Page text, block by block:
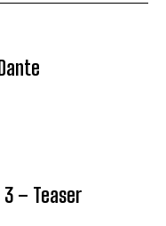
3 – Teaser